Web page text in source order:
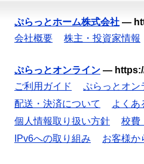
ぷらっとホーム株式会社 —
会社概要
株主・投資家情報
ぷらっとオンライン —
ご利用ガイド
ぷらっとオン
配送・決済について
よくあ
個人情報取り扱い方針
校費
IPv6への取り組み
お客様か